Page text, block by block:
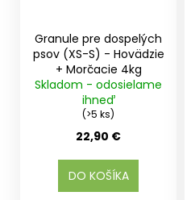
Granule pre dospelých
psov (XS-S) - Hovädzie
+ Morčacie 4kg
Skladom - odosielame
ihneď
(>5 ks)
22,90 €
DO KOŠÍKA